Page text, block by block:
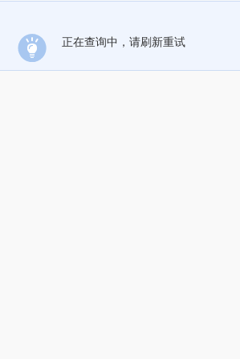
正在查询中，请刷新重试